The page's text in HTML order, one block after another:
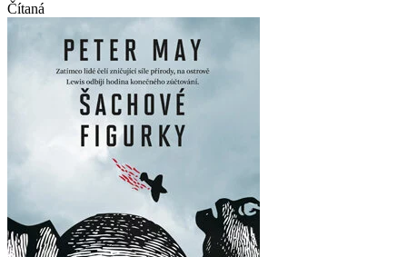
Čítaná